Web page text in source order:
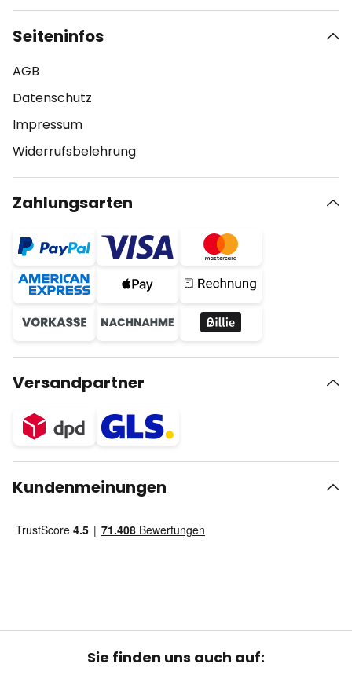
Seiteninfos
AGB
Datenschutz
Impressum
Widerrufsbelehrung
Zahlungsarten
Versandpartner
Kundenmeinungen
Sie finden uns auch auf: